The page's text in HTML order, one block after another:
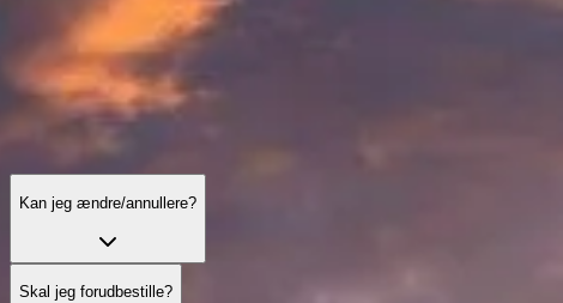
Kan jeg ændre/annullere?
Skal jeg forudbestille?